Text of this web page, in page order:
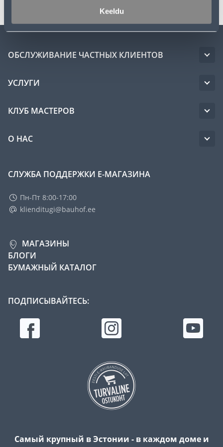
Keeldu
ОБСЛУЖИВАНИЕ ЧАСТНЫХ КЛИЕНТОВ
УСЛУГИ
КЛУБ МАСТЕРОВ
О НАС
СЛУЖБА ПОДДЕРЖКИ Е-МАГАЗИНА
Пн-Пт 8:00-17:00
klienditugi@bauhof.ee
МАГАЗИНЫ
БЛОГИ
БУМАЖНЫЙ КАТАЛОГ
ПОДПИСЫВАЙТЕСЬ:
Самый крупный в Эстонии - в каждом доме и